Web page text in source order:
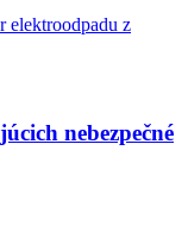
elektroodpadu z
nebezpečné